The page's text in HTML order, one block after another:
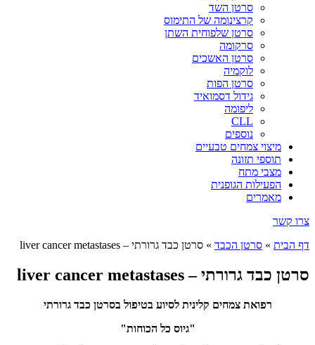
סרטן השד
קרצינומה של התימוס
סרטן שלפוחית השתן
סרקומה
סרטן האשכים
לוקמיה
סרטן הפות
גידול דסמואיד
ליפומה
CLL
נוספים
מיצוי צמחים טבעיים
תוספי תזונה
מצבי מתח
הפעילות הגופנית
מאמרים
צרו קשר
דף הבית » סרטן הכבד » סרטן כבד גרורתי – liver cancer metastases
סרטן כבד גרורתי – liver cancer metastases
רפואת צמחים קלינית לסיוע בטיפול בסרטן כבד גרורתי
"גיוס כל הכוחות"